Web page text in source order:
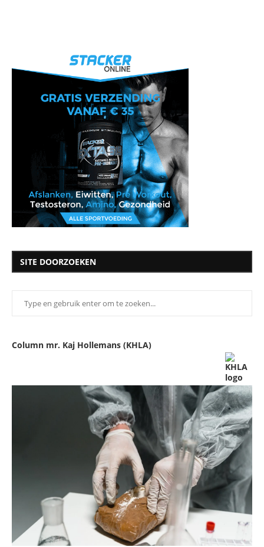
SITE DOORZOEKEN
Column mr. Kaj Hollemans (KHLA)